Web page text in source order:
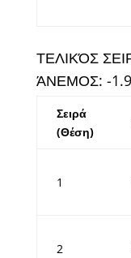
ΤΕΛΙΚΌΣ
ΆΝΕΜΟΣ: -1.9
Σειρά
(Θέση)
1
2